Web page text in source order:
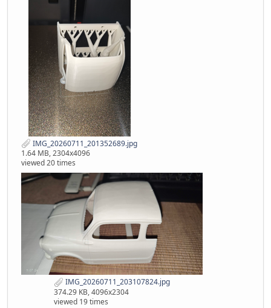
IMG_20260711_201352689.jpg
1.64 MB, 2304x4096
viewed 20 times
IMG_20260711_203107824.jpg
374.29 KB, 4096x2304
viewed 19 times